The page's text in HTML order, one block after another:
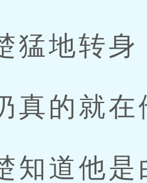
地转身
的就在
道他是